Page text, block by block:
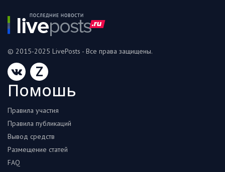
© 2015-2025 LivePosts - Все права защищены.
Z
Помошь
Правила участия
Правила публикаций
Вывод средств
Размещение статей
FAQ